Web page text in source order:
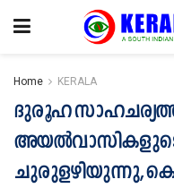
Home KERALA
ദുരൂഹ
ചുരുളഴിയുന്നു,